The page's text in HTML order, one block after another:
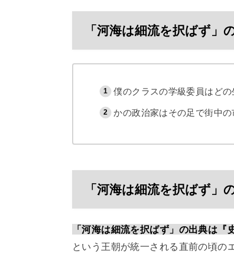
「河海は細流を択ばず」
僕のクラスの学級委員はど
かの政治家はその足で街中の
「河海は細流を択ばず」
「河海は細流を択ばず」の出典は『
という王朝が統一される直前の頃の